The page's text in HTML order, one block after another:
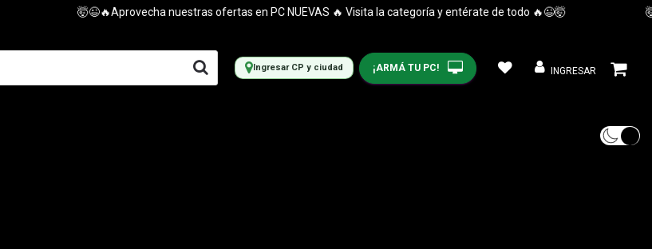
🤯😉🔥Aprovecha nuestras ofertas en PC NUEVAS 🔥 Visita la categoría y entérate de todo 🔥😉🤯
Ingresar CP y ciudad ¡ARMÁ TU PC! INGRESAR